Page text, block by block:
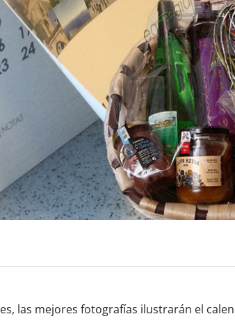
las mejores fotografías ilustrarán el